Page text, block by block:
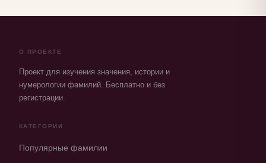
О ПРОЕКТЕ
Проект для изучения значения, истории и
нумерологии фамилий. Бесплатно и без
регистрации.
КАТЕГОРИИ
Популярные фамилии